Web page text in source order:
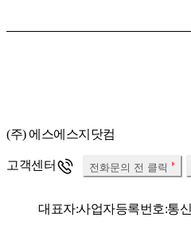
(주) 에스에스지닷컴
고객센터 전화문의 전 클릭
대표자:사업자등록번호:통